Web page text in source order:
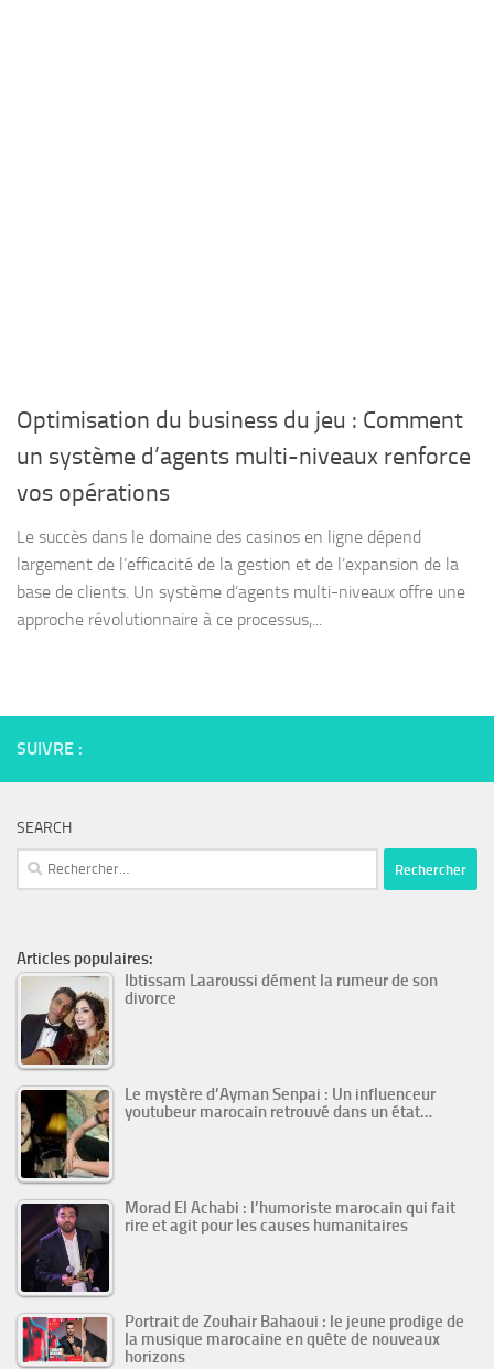
Optimisation du business du jeu : Comment
un système d’agents multi-niveaux renforce
vos opérations
Le succès dans le domaine des casinos en ligne dépend
largement de l’efficacité de la gestion et de l’expansion de la
base de clients. Un système d’agents multi-niveaux offre une
approche révolutionnaire à ce processus,...
SUIVRE :
SEARCH
Rechercher :
Articles populaires:
Ibtissam Laaroussi dément la rumeur de son
divorce
Le mystère d’Ayman Senpai : Un influenceur
youtubeur marocain retrouvé dans un état…
Morad El Achabi : l’humoriste marocain qui fait
rire et agit pour les causes humanitaires
Portrait de Zouhair Bahaoui : le jeune prodige de
la musique marocaine en quête de nouveaux
horizons